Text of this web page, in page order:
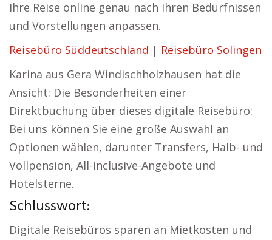
Ihre Reise online genau nach Ihren Bedürfnissen
und Vorstellungen anpassen.
Reisebüro Süddeutschland | Reisebüro Solingen
Karina aus Gera Windischholzhausen hat die
Ansicht: Die Besonderheiten einer
Direktbuchung über dieses digitale Reisebüro:
Bei uns können Sie eine große Auswahl an
Optionen wählen, darunter Transfers, Halb- und
Vollpension, All-inclusive-Angebote und
Hotelsterne.
Schlusswort:
Digitale Reisebüros sparen an Mietkosten und